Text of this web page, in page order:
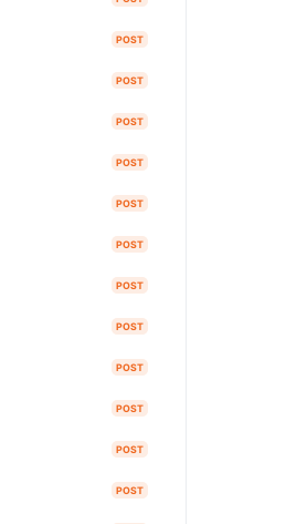
POST
POST
POST
POST
POST
POST
POST
POST
POST
POST
POST
POST